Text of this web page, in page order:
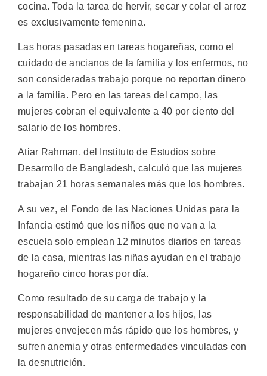
cocina. Toda la tarea de hervir, secar y colar el arroz
es exclusivamente femenina.
Las horas pasadas en tareas hogareñas, como el
cuidado de ancianos de la familia y los enfermos, no
son consideradas trabajo porque no reportan dinero
a la familia. Pero en las tareas del campo, las
mujeres cobran el equivalente a 40 por ciento del
salario de los hombres.
Atiar Rahman, del Instituto de Estudios sobre
Desarrollo de Bangladesh, calculó que las mujeres
trabajan 21 horas semanales más que los hombres.
A su vez, el Fondo de las Naciones Unidas para la
Infancia estimó que los niños que no van a la
escuela solo emplean 12 minutos diarios en tareas
de la casa, mientras las niñas ayudan en el trabajo
hogareño cinco horas por día.
Como resultado de su carga de trabajo y la
responsabilidad de mantener a los hijos, las
mujeres envejecen más rápido que los hombres, y
sufren anemia y otras enfermedades vinculadas con
la desnutrición.